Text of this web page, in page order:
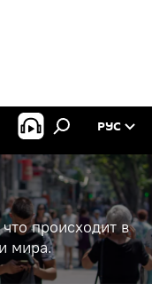
РУС
происходит в
мира.